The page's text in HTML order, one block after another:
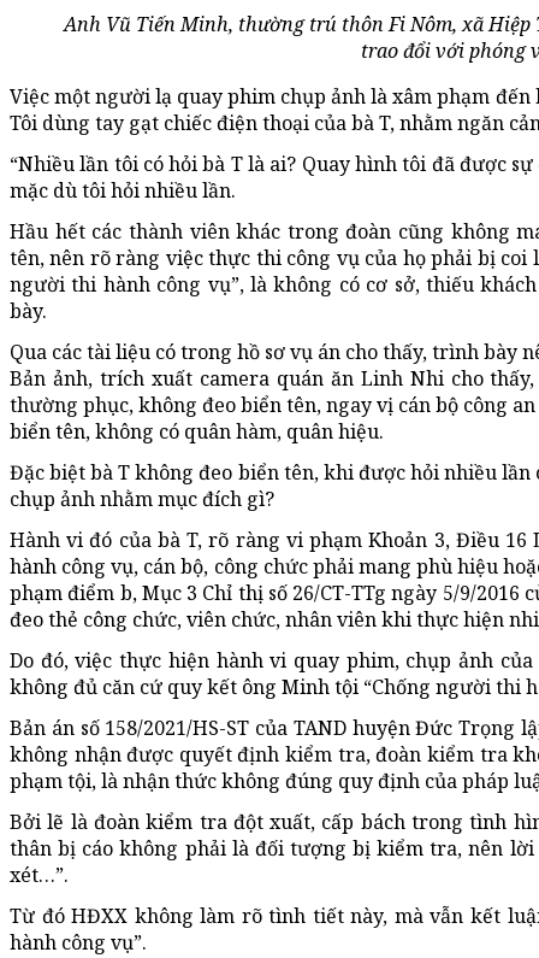
Anh Vũ Tiến Minh, thường trú thôn Fi Nôm, xã
trao đổi với phóng
Việc một người lạ quay phim chụp ảnh là xâm phạm
Tôi dùng tay gạt chiếc điện thoại của bà T, nhằm ngăn
“Nhiều lần tôi có hỏi bà T là ai? Quay hình tôi đã được
mặc dù tôi hỏi nhiều lần.
Hầu hết các thành viên khác trong đoàn cũng không
tên, nên rõ ràng việc thực thi công vụ của họ phải bị coi
người thi hành công vụ”, là không có cơ sở, thiếu
bày.
Qua các tài liệu có trong hồ sơ vụ án cho thấy, trình bày
Bản ảnh, trích xuất camera quán ăn Linh Nhi cho
thường phục, không đeo biển tên, ngay vị cán bộ công
biển tên, không có quân hàm, quân hiệu.
Đặc biệt bà T không đeo biển tên, khi được hỏi nhiều
chụp ảnh nhằm mục đích gì?
Hành vi đó của bà T, rõ ràng vi phạm Khoản 3, Điều
hành công vụ, cán bộ, công chức phải mang phù hiệu
phạm điểm b, Mục 3 Chỉ thị số 26/CT-TTg ngày 5/9/
đeo thẻ công chức, viên chức, nhân viên khi thực hiện
Do đó, việc thực hiện hành vi quay phim, chụp ảnh
không đủ căn cứ quy kết ông Minh tội “Chống người thi
Bản án số 158/2021/HS-ST của TAND huyện Đức
không nhận được quyết định kiểm tra, đoàn kiểm tra
phạm tội, là nhận thức không đúng quy định của pháp
Bởi lẽ là đoàn kiểm tra đột xuất, cấp bách trong tình
thân bị cáo không phải là đối tượng bị kiểm tra, nên
xét…”.
Từ đó HĐXX không làm rõ tình tiết này, mà vẫn kết
hành công vụ”.